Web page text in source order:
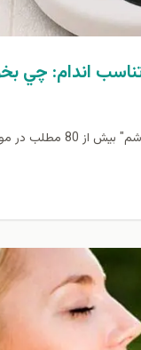
تناسب اندام: چي
در این برنامه "چی بخورم که لاغر شم"